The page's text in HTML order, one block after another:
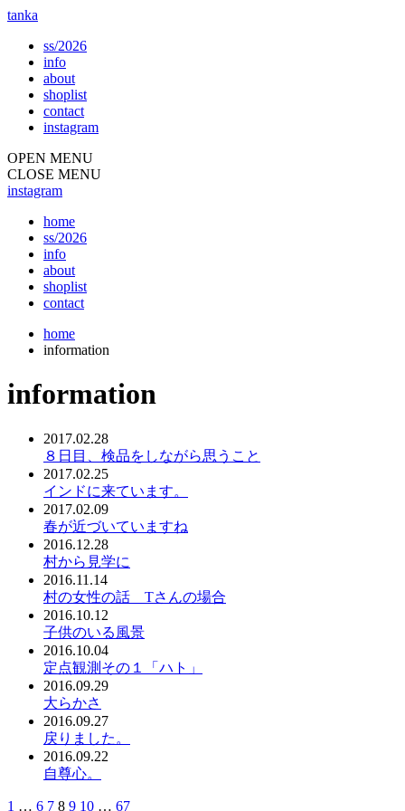
tanka
ss/2026
info
about
shoplist
contact
instagram
OPEN MENU
CLOSE MENU
instagram
home
ss/2026
info
about
shoplist
contact
home
information
information
2017.02.28
８日目、検品をしながら思うこと
2017.02.25
インドに来ています。
2017.02.09
春が近づいていますね
2016.12.28
村から見学に
2016.11.14
村の女性の話＿Tさんの場合
2016.10.12
子供のいる風景
2016.10.04
定点観測その１「ハト」
2016.09.29
大らかさ
2016.09.27
戻りました。
2016.09.22
自尊心。
1 … 6 7 8 9 10 … 67